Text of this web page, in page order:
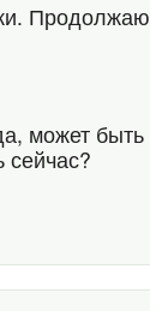
Продолжаю
может быть